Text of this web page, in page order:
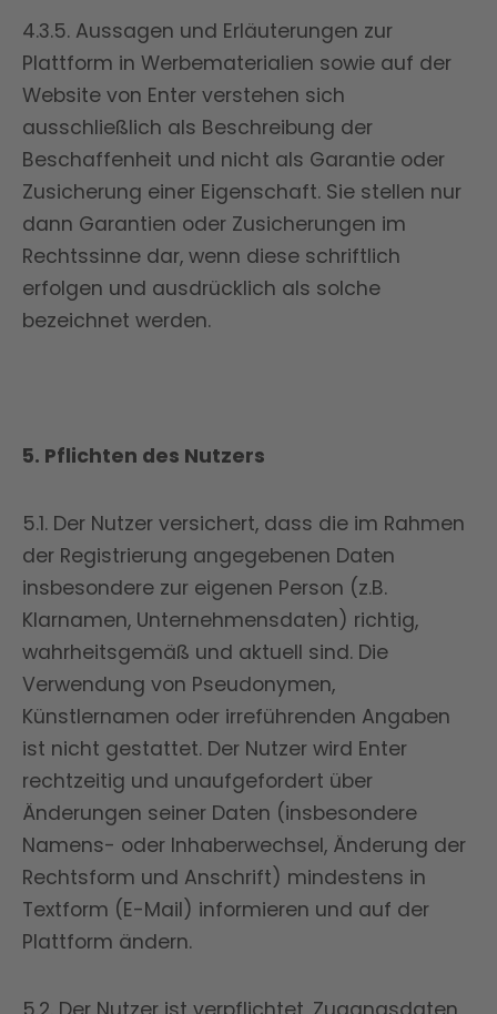
4.3.5. Aussagen und Erläuterungen zur
Plattform in Werbematerialien sowie auf der
Website von Enter verstehen sich
ausschließlich als Beschreibung der
Beschaffenheit und nicht als Garantie oder
Zusicherung einer Eigenschaft. Sie stellen nur
dann Garantien oder Zusicherungen im
Rechtssinne dar, wenn diese schriftlich
erfolgen und ausdrücklich als solche
bezeichnet werden.
5. Pflichten des Nutzers
5.1. Der Nutzer versichert, dass die im Rahmen
der Registrierung angegebenen Daten
insbesondere zur eigenen Person (z.B.
Klarnamen, Unternehmensdaten) richtig,
wahrheitsgemäß und aktuell sind. Die
Verwendung von Pseudonymen,
Künstlernamen oder irreführenden Angaben
ist nicht gestattet. Der Nutzer wird Enter
rechtzeitig und unaufgefordert über
Änderungen seiner Daten (insbesondere
Namens- oder Inhaberwechsel, Änderung der
Rechtsform und Anschrift) mindestens in
Textform (E-Mail) informieren und auf der
Plattform ändern.